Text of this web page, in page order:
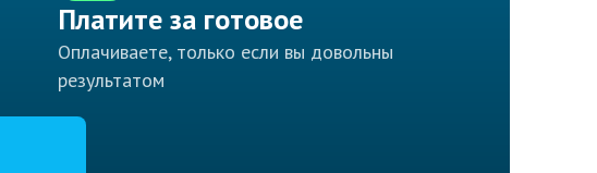
Платите за готовое
Оплачиваете, только если вы довольны
результатом